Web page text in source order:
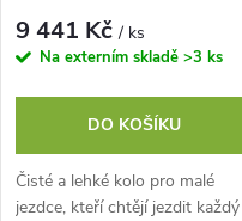
9 441 Kč/ ks
Na externím skladě >3 ks
DO KOŠÍKU
Čisté a lehké kolo pro malé
jezdce, kteří chtějí jezdit každý